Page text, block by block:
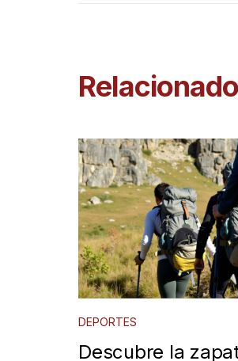
Relacionado
DEPORTES
Descubre la